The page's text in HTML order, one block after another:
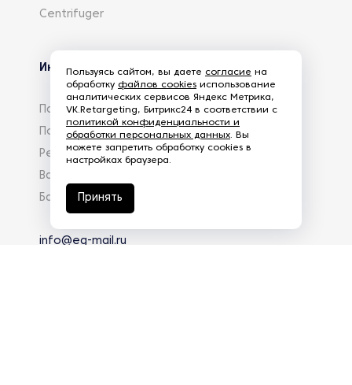
Centrifuger
Информация
Партнеры
Политика конфиденциальности
Реквизиты
Вакансии
База знаний
info@eg-mail.ru
Пользуясь сайтом, вы даете согласие на
обработку файлов cookies использование
аналитических сервисов Яндекс Метрика,
VK.Retargeting, Битрикс24 в соответствии с
политикой конфиденциальности и
обработки персональных данных. Вы
можете запретить обработку cookies в
настройках браузера.
Принять